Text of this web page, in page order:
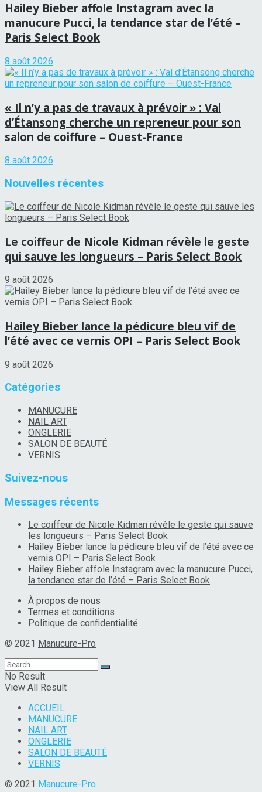
Hailey Bieber affole Instagram avec la
manucure Pucci, la tendance star de l’été –
Paris Select Book
8 août 2026
« Il n’y a pas de travaux à prévoir » : Val
d’Étansong cherche un repreneur pour son
salon de coiffure – Ouest-France
8 août 2026
Nouvelles récentes
Le coiffeur de Nicole Kidman révèle le geste
qui sauve les longueurs – Paris Select Book
9 août 2026
Hailey Bieber lance la pédicure bleu vif de
l’été avec ce vernis OPI – Paris Select Book
9 août 2026
Catégories
MANUCURE
NAIL ART
ONGLERIE
SALON DE BEAUTÉ
VERNIS
Suivez-nous
Messages récents
Le coiffeur de Nicole Kidman révèle le geste qui sauve
les longueurs – Paris Select Book
Hailey Bieber lance la pédicure bleu vif de l’été avec ce
vernis OPI – Paris Select Book
Hailey Bieber affole Instagram avec la manucure Pucci,
la tendance star de l’été – Paris Select Book
À propos de nous
Termes et conditions
Politique de confidentialité
© 2021 Manucure-Pro
No Result
View All Result
ACCUEIL
MANUCURE
NAIL ART
ONGLERIE
SALON DE BEAUTÉ
VERNIS
© 2021 Manucure-Pro